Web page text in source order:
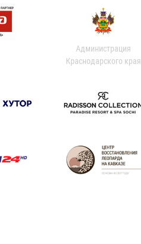
Администрация
Краснодарского края